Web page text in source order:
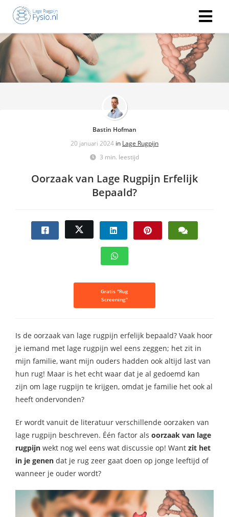
Bastin Hofman
20 januari 2024 in Lage Rugpijn
3 min. leestijd
Oorzaak van Lage Rugpijn Erfelijk
Bepaald?
Gratis "Rug
Screening"
Is de oorzaak van lage rugpijn erfelijk bepaald? Vaak hoor
je iemand met lage rugpijn wel eens zeggen; het zit in
mijn familie, want mijn ouders hadden ook altijd last van
hun rug! Maar is het echt waar dat je al gedoemd kan
zijn om lage rugpijn te krijgen, omdat je familie het ook al
heeft ondervonden?
Er wordt vanuit de literatuur verschillende oorzaken van
lage rugpijn beschreven. Één factor als oorzaak van lage
rugpijn wekt nog wel eens wat discussie op! Want zit het
in je genen dat je rug zeer gaat doen op jonge leeftijd of
wanneer je ouder wordt?